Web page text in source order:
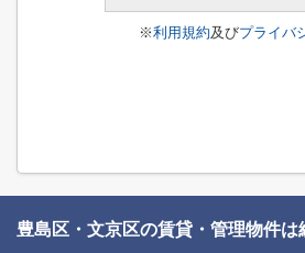
※利用規約及びプライバ
豊島区・文京区の賃貸・管理物件